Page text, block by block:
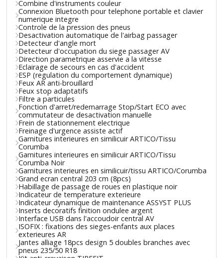
Combine d'instruments couleur
Connexion Bluetooth pour telephone portable et clavier
numerique integre
Controle de la pression des pneus
Desactivation automatique de l'airbag passager
Detecteur d'angle mort
Detecteur d'occupation du siege passager AV
Direction parametrique asservie a la vitesse
Eclairage de secours en cas d'accident
ESP (regulation du comportement dynamique)
Feux AR anti-brouillard
Feux stop adaptatifs
Filtre a particules
Fonction d'arret/redemarrage Stop/Start ECO avec
commutateur de desactivation manuelle
Frein de stationnement electrique
Freinage d'urgence assiste actif
Garnitures interieures en similicuir ARTICO/Tissu
Corumba
Garnitures interieures en similicuir ARTICO/Tissu
Corumba Noir
Garnitures interieures en similicuir/tissu ARTICO/Corumba
Grand ecran central 203 cm (8pcs)
Habillage de passage de roues en plastique noir
Indicateur de temperature exterieure
Indicateur dynamique de maintenance ASSYST PLUS
Inserts decoratifs finition ondulee argent
Interface USB dans l'accoudoir central AV
ISOFIX : fixations des sieges-enfants aux places
exterieures AR
Jantes alliage 18pcs design 5 doubles branches avec
pneus 235/50 R18